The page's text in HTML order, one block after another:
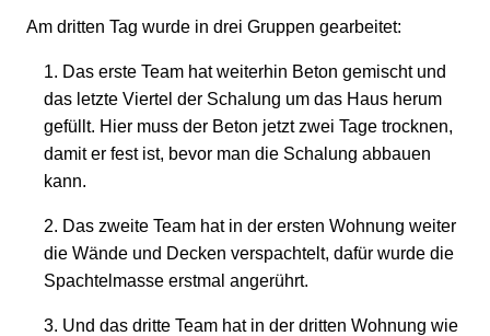
Am dritten Tag wurde in drei Gruppen gearbeitet:
Das erste Team hat weiterhin Beton gemischt und
das letzte Viertel der Schalung um das Haus herum
gefüllt. Hier muss der Beton jetzt zwei Tage trocknen,
damit er fest ist, bevor man die Schalung abbauen
kann.
Das zweite Team hat in der ersten Wohnung weiter
die Wände und Decken verspachtelt, dafür wurde die
Spachtelmasse erstmal angerührt.
Und das dritte Team hat in der dritten Wohnung wie